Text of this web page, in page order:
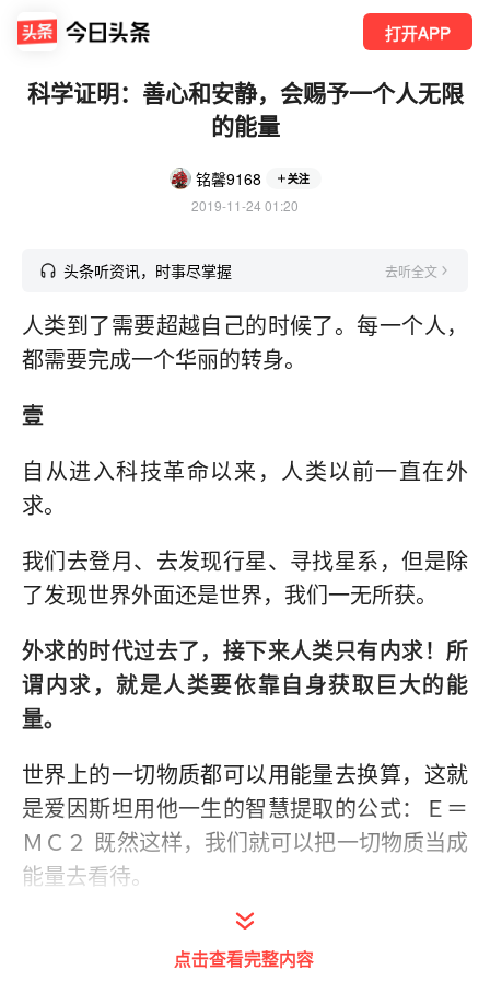
打开APP
科学证明：善心和安静，会赐予一个人无限
的能量
铭馨9168 关注
2019-11-24 01:20
头条听资讯，时事尽掌握 去听全文
人类到了需要超越自己的时候了。每一个人，
都需要完成一个华丽的转身。
壹
自从进入科技革命以来，人类以前一直在外
求。
我们去登月、去发现行星、寻找星系，但是除
了发现世界外面还是世界，我们一无所获。
外求的时代过去了，接下来人类只有内求！所
谓内求，就是人类要依靠自身获取巨大的能
量。
世界上的一切物质都可以用能量去换算，这就
是爱因斯坦用他一生的智慧提取的公式：Ｅ＝
ＭＣ２ 既然这样，我们就可以把一切物质当成
能量去看待。
能量是怎么形成的呢？物质内部的运动和振动
点击查看完整内容